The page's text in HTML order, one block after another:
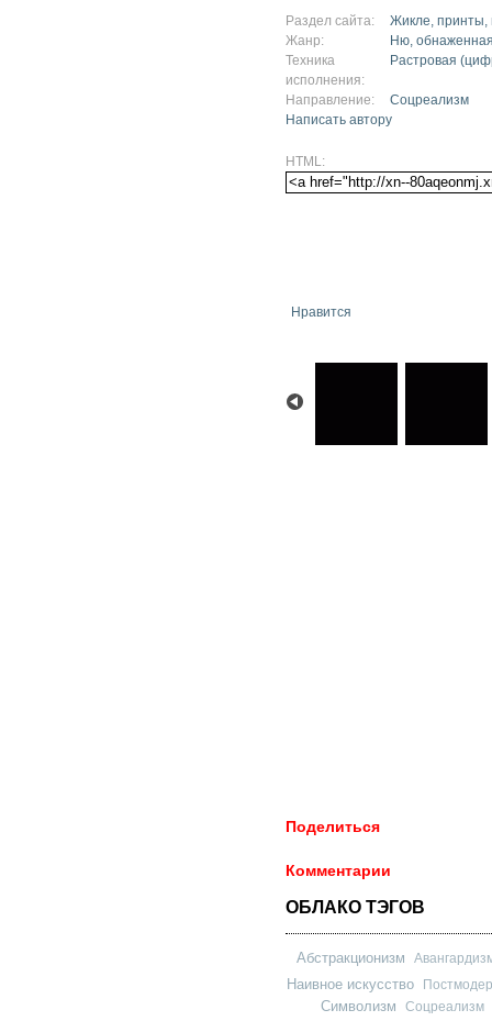
Раздел сайта:
Жикле, принты,
Жанр:
Ню,
Техника
исполнения:
Растровая
Направление:
Соцреализм
Написать автору
HTML:
Нравится
Поделиться
Комментарии
ОБЛАКО ТЭГОВ
Абстракционизм
Наивное искусство
Символизм Соцреализм